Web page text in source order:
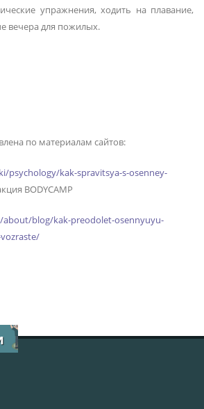
упражнения, ходить на плавание,
вечера для пожилых.
по материалам сайтов:
psychology/kak-spravitsya-s-osenney-
BODYCAMP
blog/kak-preodolet-osennyuyu-